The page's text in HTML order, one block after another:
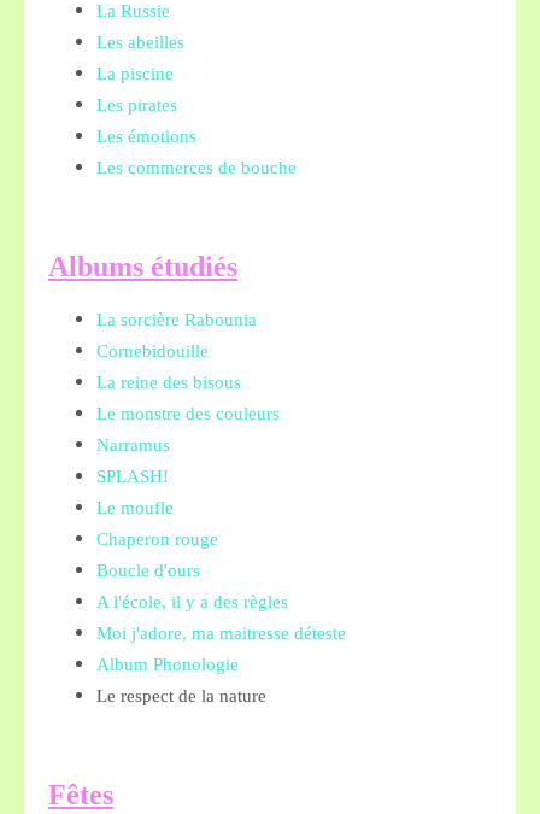
La Russie
Les abeilles
La piscine
Les pirates
Les émotions
Les commerces de bouche
Albums étudiés
La sorcière Rabounia
Cornebidouille
La reine des bisous
Le monstre des couleurs
Narramus
SPLASH!
Le moufle
Chaperon rouge
Boucle d'ours
A l'école, il y a des règles
Moi j'adore, ma maitresse déteste
Album Phonologie
Le respect de la nature
Fêtes